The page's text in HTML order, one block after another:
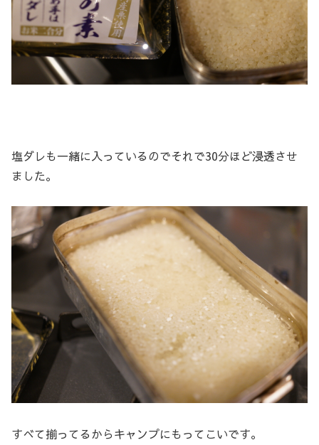
塩ダレも一緒に入っているのでそれで30分ほど浸透させ
ました。
すべて揃ってるからキャンプにもってこいです。